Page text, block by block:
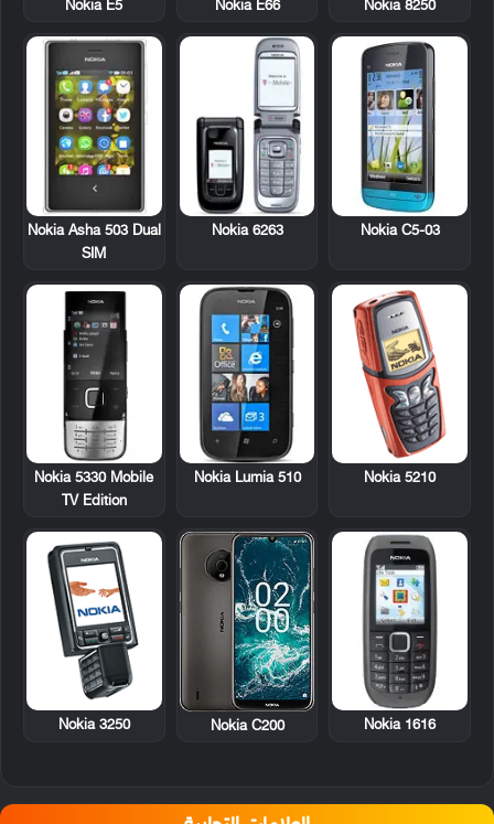
Nokia 8250
Nokia E66
Nokia E5
Nokia C5-03
Nokia 6263
Nokia Asha 503 Dual
SIM
Nokia 5210
Nokia Lumia 510
Nokia 5330 Mobile
TV Edition
Nokia 1616
Nokia C200
Nokia 3250